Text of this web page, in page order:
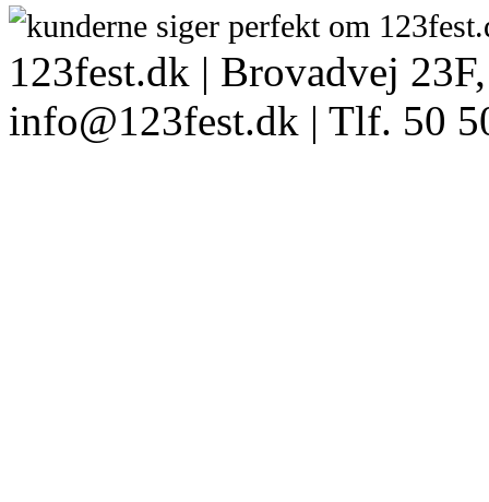
123fest.dk | Brovadvej
info@123fest.dk | Tlf. 50